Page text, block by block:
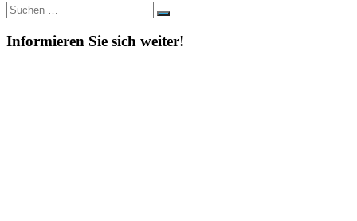
Suche
nach:
Suchen
Informieren Sie sich weiter!